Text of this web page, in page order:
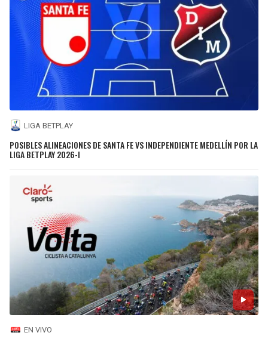
LIGA BETPLAY
POSIBLES ALINEACIONES DE SANTA FE VS INDEPENDIENTE MEDELLÍN POR LA
LIGA BETPLAY 2026-I
EN VIVO